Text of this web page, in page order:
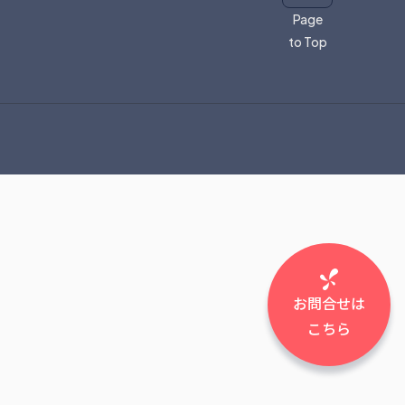
Page
to Top
お問合せは
こちら